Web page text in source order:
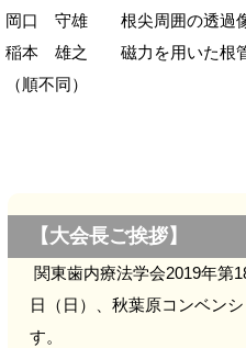
岡口 守雄 根尖周囲の透過像
稲本 雄之 磁力を用いた根管
（順不同）
【大会長ご挨拶】
関東歯内療法学会2019年第
日（日）、秋葉原コンベン
す。